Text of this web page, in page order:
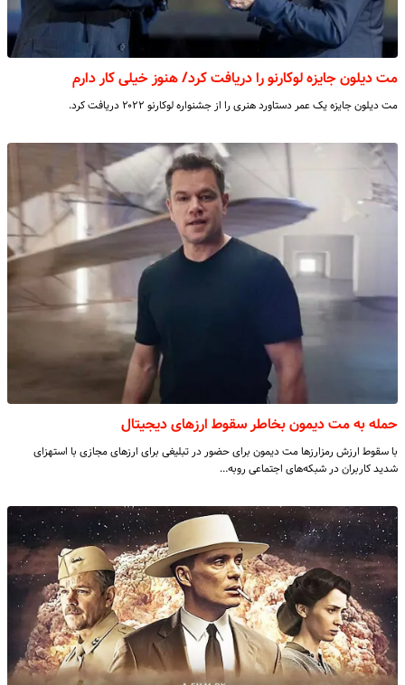
مت دیلون جایزه لوکارنو را دریافت کرد/ هنوز خیلی کار دارم
مت دیلون جایزه یک عمر دستاورد هنری را از جشنواره لوکارنو ۲۰۲۲ دریافت کرد.
حمله به مت دیمون بخاطر سقوط ارزهای دیجیتال
با سقوط ارزش رمزارزها مت دیمون برای حضور در تبلیغی برای ارزهای مجازی با استهزای
شدید کاربران در شبکه‌های اجتماعی روبه…